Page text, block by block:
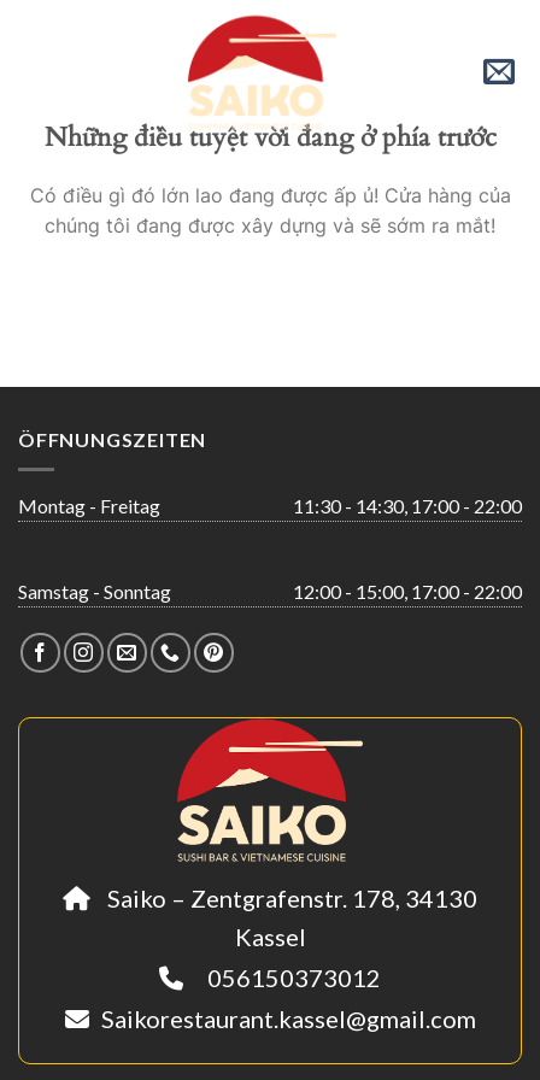
Những điều tuyệt vời đang ở phía trước
Có điều gì đó lớn lao đang được ấp ủ! Cửa hàng của
chúng tôi đang được xây dựng và sẽ sớm ra mắt!
ÖFFNUNGSZEITEN
Montag - Freitag 11:30 - 14:30, 17:00 - 22:00
Samstag - Sonntag 12:00 - 15:00, 17:00 - 22:00
Saiko – Zentgrafenstr. 178, 34130
Kassel
056150373012
Saikorestaurant.kassel@gmail.com